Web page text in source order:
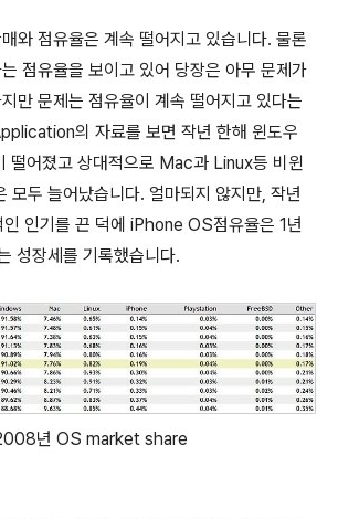
와 점유율은 계속 떨어지고 있습니다. 물론
점유율을 보이고 있어 당장은 아무 문제가
만 문제는 점유율이 계속 떨어지고 있다는
의 자료를 보면 작년 한해 윈도우
떨어졌고 상대적으로 Mac과 Linux등 비윈
모두 늘어났습니다. 얼마되지 않지만, 작년
인기를 끈 덕에 iPhone OS점유율은 1년
성장세를 기록했습니다.
년 OS market share